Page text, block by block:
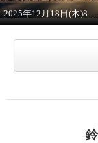
2025年12月18日(木)8:00 ON AIR